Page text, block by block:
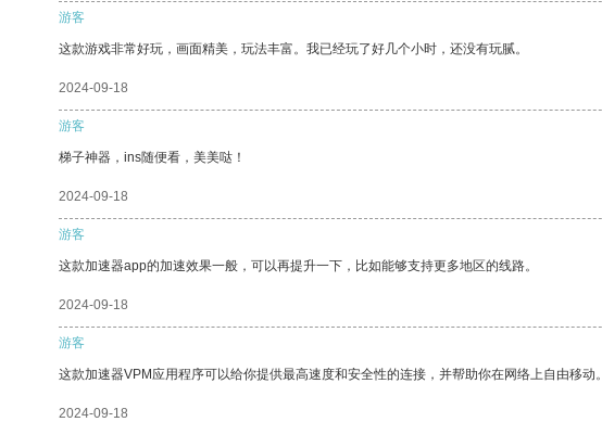
游客
这款游戏非常好玩，画面精美，玩法丰富。我已经玩了好几个小时，还没有玩腻。
2024-09-18
游客
梯子神器，ins随便看，美美哒！
2024-09-18
游客
这款加速器app的加速效果一般，可以再提升一下，比如能够支持更多地区的线路。
2024-09-18
游客
这款加速器VPM应用程序可以给你提供最高速度和安全性的连接，并帮助你在网络上自由移动。
2024-09-18